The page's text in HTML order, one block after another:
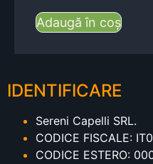
Adaugă în coș
IDENTIFICARE
Sereni Capelli SRL.
CODICE FISCALE:
CODICE ESTERO: